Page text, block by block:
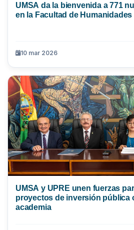
UMSA da la bienvenida a 771
en la Facultad de Humanidades
10 mar 2026
UMSA y UPRE unen fuerzas
proyectos de inversión pública
academia